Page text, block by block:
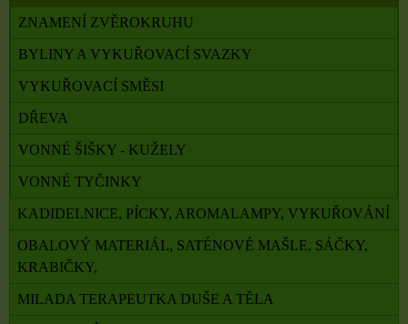
ZNAMENÍ ZVĚROKRUHU
BYLINY A VYKUŘOVACÍ SVAZKY
VYKUŘOVACÍ SMĚSI
DŘEVA
VONNÉ ŠIŠKY - KUŽELY
VONNÉ TYČINKY
KADIDELNICE, PÍCKY, AROMALAMPY, VYKUŘOVÁNÍ
OBALOVÝ MATERIÁL, SATÉNOVÉ MAŠLE, SÁČKY,
KRABIČKY,
MILADA TERAPEUTKA DUŠE A TĚLA